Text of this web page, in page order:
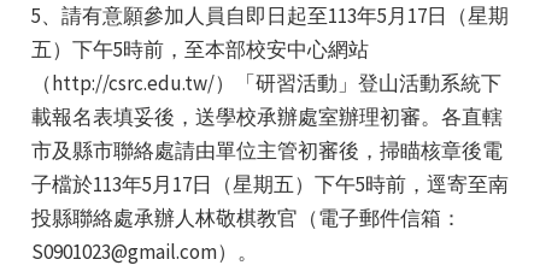
5、請有意願參加人員自即日起至113年5月17日（星期
五）下午5時前，至本部校安中心網站
（http://csrc.edu.tw/）「研習活動」登山活動系統下
載報名表填妥後，送學校承辦處室辦理初審。各直轄
市及縣市聯絡處請由單位主管初審後，掃瞄核章後電
子檔於113年5月17日（星期五）下午5時前，逕寄至南
投縣聯絡處承辦人林敬棋教官（電子郵件信箱：
S0901023@gmail.com）。